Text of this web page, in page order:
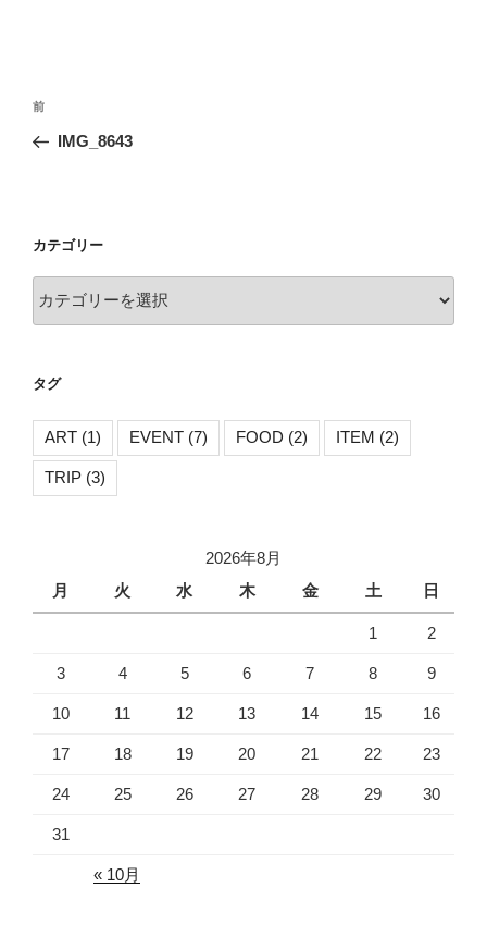
投
ナ
ー
シ
ョ
前
の
前
IMG_8643
カテゴリー
ー
タグ
ART (1) EVENT (7) FOOD (2) ITEM (2)
TRIP (3)
2026年8月
月
火 水 木 金 土 日
1 2
3 4 5 6 7 8 9
10 11 12 13 14 15 16
17 18 19 20 21 22 23
24 25 26 27 28 29 30
31
« 10月